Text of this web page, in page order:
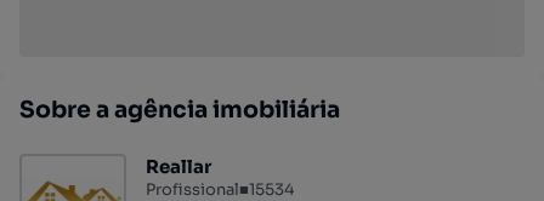
Sobre a agência imobiliária
Reallar
Profissional■15534